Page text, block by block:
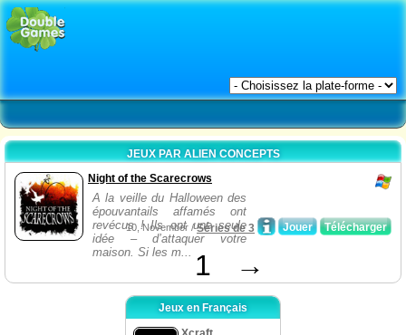
JEUX PAR ALIEN CONCEPTS
Night of the Scarecrows
A la veille du Halloween des
épouvantails affamés ont
revécus ! Ils ont une seule
idée – d’attaquer votre
maison. Si les m...
Télécharger
Jouer
10, November /Séries de 3
1 →
Jeux en Français